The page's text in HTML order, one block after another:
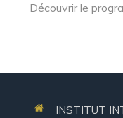
Découvrir le
INSTITUT